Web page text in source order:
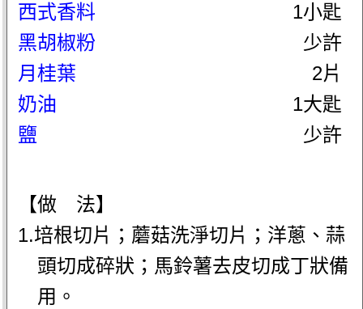
西式香料
1小匙
黑胡椒粉
少許
月桂葉
2片
奶油
1大匙
鹽
少許
【做 法】
1.培根切片；蘑菇洗淨切片；洋蔥、蒜
頭切成碎狀；馬鈴薯去皮切成丁狀備
用。